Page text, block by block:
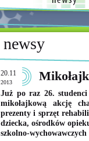
newsy
20.11
2013
Już po raz 26.
mikołajkową akcję
prezenty i sprzęt
dziecka, ośrodków
szkolno-